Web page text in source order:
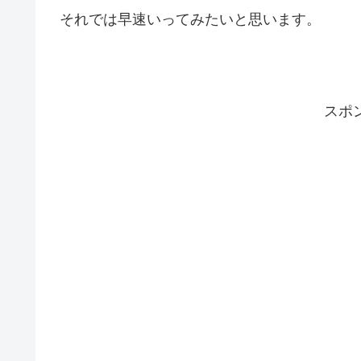
それでは早速いってみたいと思います。
スポ